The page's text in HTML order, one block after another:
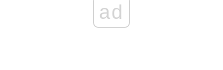
ad